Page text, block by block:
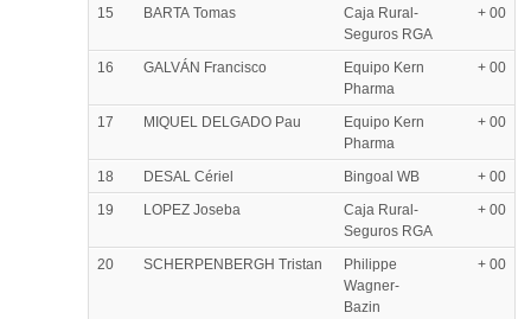
15
BARTA Tomas
Caja Rural-
Seguros RGA
+ 00
16 GALVÁN Francisco
Equipo Kern
Pharma
+ 00
17 MIQUEL DELGADO Pau
Equipo Kern
Pharma
+ 00
18 DESAL Cériel Bingoal WB
+ 00
19
LOPEZ Joseba
Caja Rural-
Seguros RGA
+ 00
20 SCHERPENBERGH Tristan
Philippe
Wagner-
Bazin
+ 00